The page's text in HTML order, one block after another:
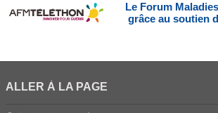
Le Forum
grâce au soutien
ALLER À LA PAGE